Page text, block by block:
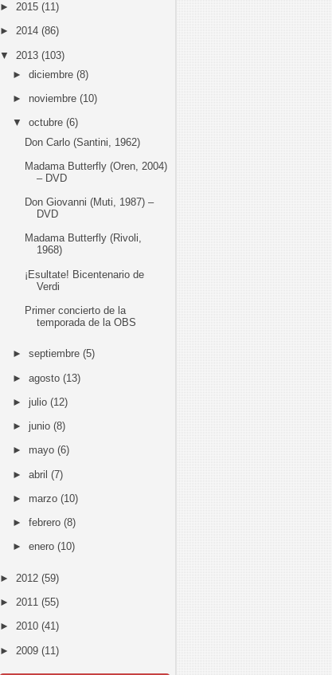
► 2015 (11)
► 2014 (86)
▼ 2013 (103)
► diciembre (8)
► noviembre (10)
▼ octubre (6)
Don Carlo (Santini, 1962)
Madama Butterfly (Oren, 2004)
– DVD
Don Giovanni (Muti, 1987) –
DVD
Madama Butterfly (Rivoli,
1968)
¡Esultate! Bicentenario de
Verdi
Primer concierto de la
temporada de la OBS
► septiembre (5)
► agosto (13)
► julio (12)
► junio (8)
► mayo (6)
► abril (7)
► marzo (10)
► febrero (8)
► enero (10)
► 2012 (59)
► 2011 (55)
► 2010 (41)
► 2009 (11)